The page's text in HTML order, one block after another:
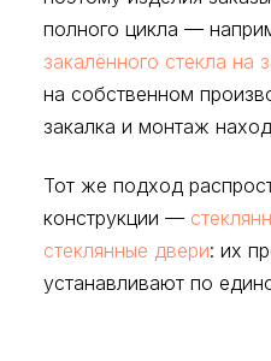
полного цикла —
закалённого стекла на
на собственном
закалка и монтаж
Тот же подход
конструкции —
стеклянные двери: их
устанавливают по